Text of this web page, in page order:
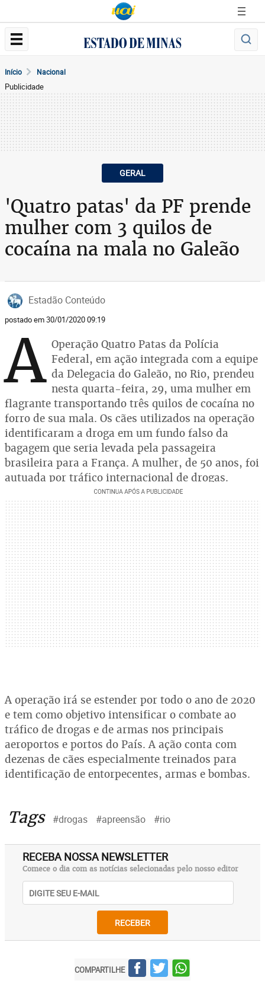
Início Nacional
Publicidade
GERAL
'Quatro patas' da PF prende
mulher com 3 quilos de
cocaína na mala no Galeão
Estadão Conteúdo
postado em 30/01/2020 09:19
A Operação Quatro Patas da Polícia
Federal, em ação integrada com a equipe
da Delegacia do Galeão, no Rio, prendeu
nesta quarta-feira, 29, uma mulher em
flagrante transportando três quilos de cocaína no
forro de sua mala. Os cães utilizados na operação
identificaram a droga em um fundo falso da
bagagem que seria levada pela passageira
brasileira para a França. A mulher, de 50 anos, foi
autuada por tráfico internacional de drogas.
A operação irá se estender por todo o ano de 2020
e tem como objetivo intensificar o combate ao
tráfico de drogas e de armas nos principais
aeroportos e portos do País. A ação conta com
dezenas de cães especialmente treinados para
identificação de entorpecentes, armas e bombas.
Tags #drogas #apreensão #rio
RECEBA NOSSA NEWSLETTER
Comece o dia com as notícias selecionadas pelo nosso editor
RECEBER
COMPARTILHE